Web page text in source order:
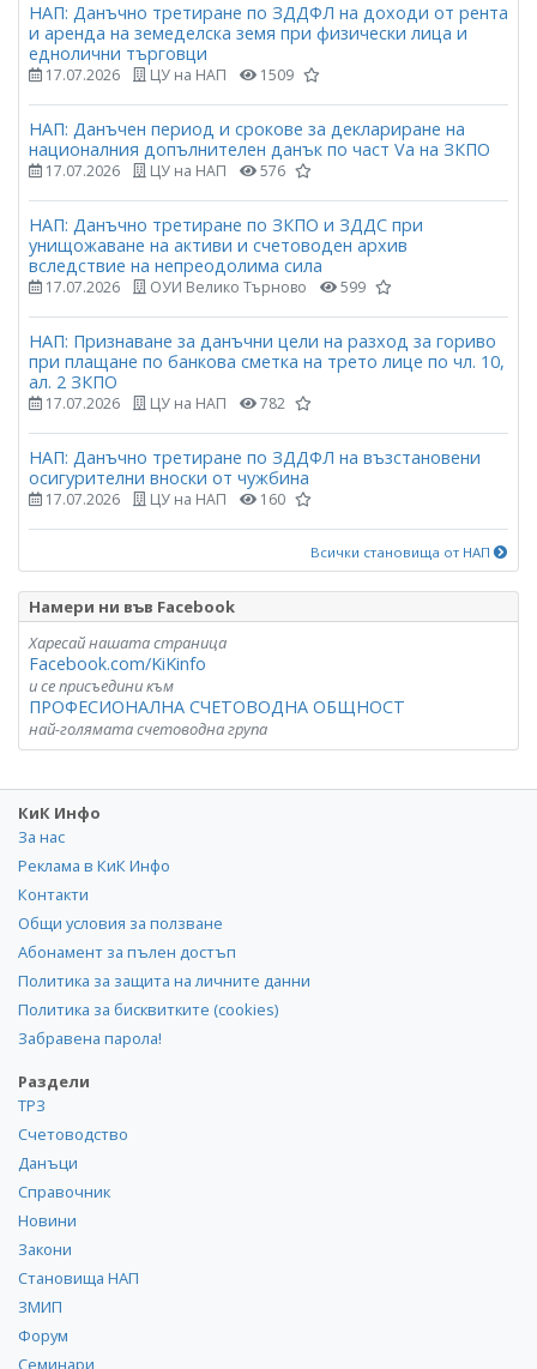
НАП: Данъчно третиране по ЗДДФЛ на доходи от рента
и аренда на земеделска земя при физически лица и
еднолични търговци
17.07.2026 ЦУ на НАП 1509
НАП: Данъчен период и срокове за деклариране на
националния допълнителен данък по част Vа на ЗКПО
17.07.2026 ЦУ на НАП 576
НАП: Данъчно третиране по ЗКПО и ЗДДС при
унищожаване на активи и счетоводен архив
вследствие на непреодолима сила
17.07.2026 ОУИ Велико Търново 599
НАП: Признаване за данъчни цели на разход за гориво
при плащане по банкова сметка на трето лице по чл. 10,
ал. 2 ЗКПО
17.07.2026 ЦУ на НАП 782
НАП: Данъчно третиране по ЗДДФЛ на възстановени
осигурителни вноски от чужбина
17.07.2026 ЦУ на НАП 160
Всички становища от НАП
Намери ни във Facebook
Харесай нашата страница
Facebook.com/KiKinfo
и се присъедини към
ПРОФЕСИОНАЛНА СЧЕТОВОДНА ОБЩНОСТ
най-голямата счетоводна група
КиК Инфо
За нас
Реклама в КиК Инфо
Контакти
Общи условия за ползване
Абонамент за пълен достъп
Политика за защита на личните данни
Политика за бисквитките (cookies)
Забравена парола!
Раздели
ТРЗ
Счетоводство
Данъци
Справочник
Новини
Закони
Становища НАП
ЗМИП
Форум
Семинари